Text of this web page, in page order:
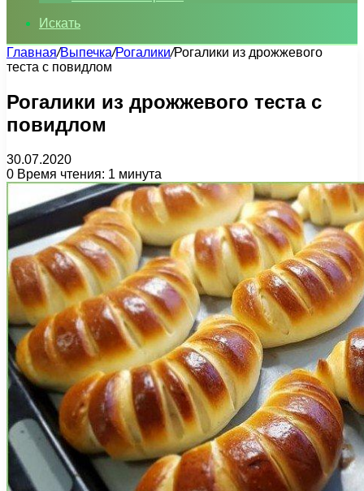
Искать
Главная/Выпечка/Рогалики/Рогалики из дрожжевого
теста с повидлом
Рогалики из дрожжевого теста с
повидлом
30.07.2020
0 Время чтения: 1 минута